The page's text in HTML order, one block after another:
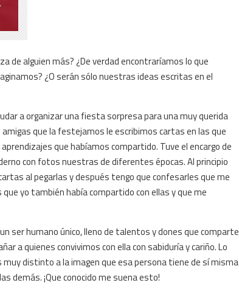
de alguien más? ¿De verdad encontraríamos lo que
¿O serán sólo nuestras ideas escritas en el
a organizar una fiesta sorpresa para una muy querida
amigas que la festejamos le escribimos cartas en las que
que habíamos compartido. Tuve el encargo de
con fotos nuestras de diferentes épocas. Al principio
al pegarlas y después tengo que confesarles que me
yo también había compartido con ellas y que me
ser humano único, lleno de talentos y dones que comparte
a quienes convivimos con ella con sabiduría y cariño. Lo
distinto a la imagen que esa persona tiene de sí misma
demás. ¡Que conocido me suena esto!